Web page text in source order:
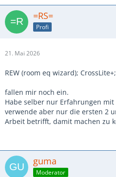
=RS=
Profi
21. Mai 2026
REW (room eq wizard);
fallen mir noch ein.
Habe selber nur Erfahrungen mit
verwende aber nur die ersten 2
Arbeit betrifft, damit machen zu
guma
Moderator